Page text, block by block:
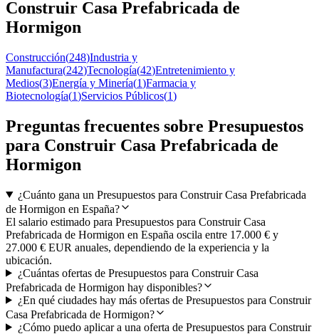
Construir Casa Prefabricada de
Hormigon
Construcción(248)Industria y
Manufactura(242)Tecnología(42)Entretenimiento y
Medios(3)Energía y Minería(1)Farmacia y
Biotecnología(1)Servicios Públicos(1)
Preguntas frecuentes sobre Presupuestos
para Construir Casa Prefabricada de
Hormigon
¿Cuánto gana un Presupuestos para Construir Casa Prefabricada
de Hormigon en España?
El salario estimado para Presupuestos para Construir Casa
Prefabricada de Hormigon en España oscila entre 17.000 € y
27.000 € EUR anuales, dependiendo de la experiencia y la
ubicación.
¿Cuántas ofertas de Presupuestos para Construir Casa
Prefabricada de Hormigon hay disponibles?
¿En qué ciudades hay más ofertas de Presupuestos para Construir
Casa Prefabricada de Hormigon?
¿Cómo puedo aplicar a una oferta de Presupuestos para Construir